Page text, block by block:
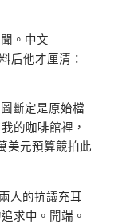
。中文
后他才厘清：
斷定是原始檔
的咖啡館裡，
美元預算競拍此
人的抗議充耳
求中。開端。